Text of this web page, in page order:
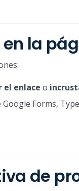
la
el enlace o
Forms,
de